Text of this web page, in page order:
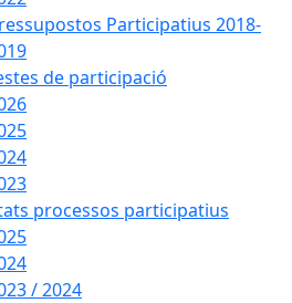
Participatius 2018-
de participació
processos participatius
/ 2024